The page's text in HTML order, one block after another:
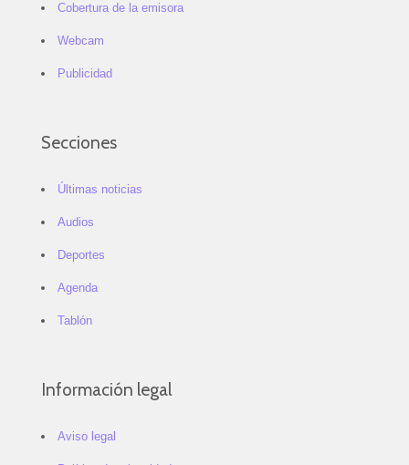
Cobertura de la emisora
Webcam
Publicidad
Secciones
Últimas noticias
Audios
Deportes
Agenda
Tablón
Información legal
Aviso legal